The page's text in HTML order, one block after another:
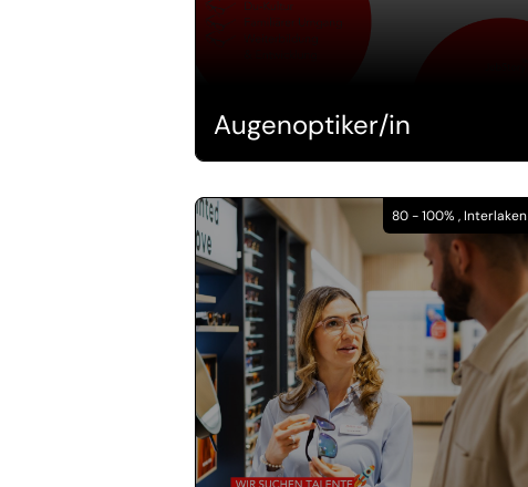
Augenoptiker/in
80 - 100% , Interlaken